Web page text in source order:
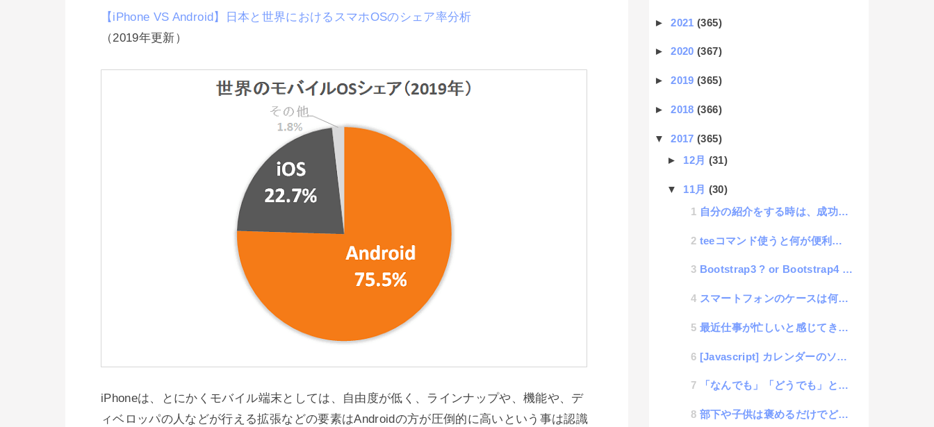
【iPhone VS Android】日本と世界におけるスマホOSのシェア率分析
（2019年更新）
iPhoneは、とにかくモバイル端末としては、自由度が低く、ラインナップや、機能や、デ
ィベロッパの人などが行える拡張などの要素はAndroidの方が圧倒的に高いという事は認識
►2021(365)
►2020(367)
►2019(365)
►2018(366)
▼2017(365)
► 12月 (31)
▼ 11月 (30)
自分の紹介をする時は、成功談よりも失敗談をする方が良い
teeコマンド使うと何が便利なの？
Bootstrap3 ? or Bootstrap4 ? 構築して初めてわかった2つのバージョン
スマートフォンのケースは何故必要なのか？
最近仕事が忙しいと感じてきた人の見直すべきポイント
[Javascript] カレンダーのソースコードを記載
「なんでも」「どうでも」という口癖を治すと全てが向上する件
部下や子供は褒めるだけでどんどん伸びる